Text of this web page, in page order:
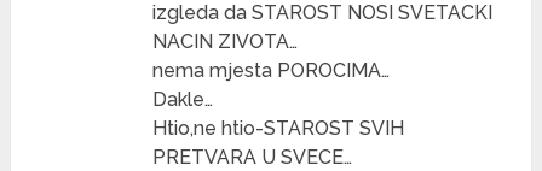
izgleda da STAROST NOSI SVETACKI
NACIN ZIVOTA…
nema mjesta POROCIMA…
Dakle…
Htio,ne htio-STAROST SVIH
PRETVARA U SVECE…